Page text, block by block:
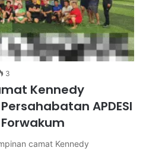
3
Kennedy
APDESI
camat Kennedy